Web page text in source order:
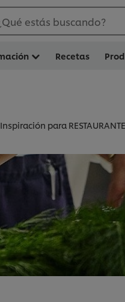
estás buscando?
Recetas
Inspiración para